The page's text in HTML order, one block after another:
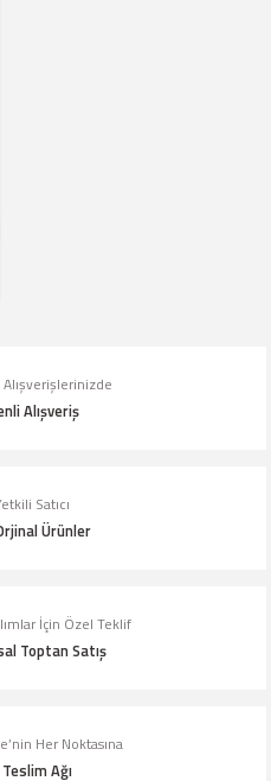
Alışveriş
Satıcı
Ürünler
İçin Özel Teklif
Toptan Satış
Her Noktasına
Ağı